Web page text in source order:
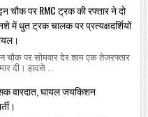
चौक पर RMC ट्रक की रफ्तार ने दो
में धुत ट्रक चालक पर प्रत्यक्षदर्शियों
पर सोमवार देर शाम एक तेजरफ्तार
दी। हादसे ...
वारदात, घायल जयकिशन